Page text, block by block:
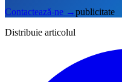
Contactează-ne →publicitate
Distribuie articolul